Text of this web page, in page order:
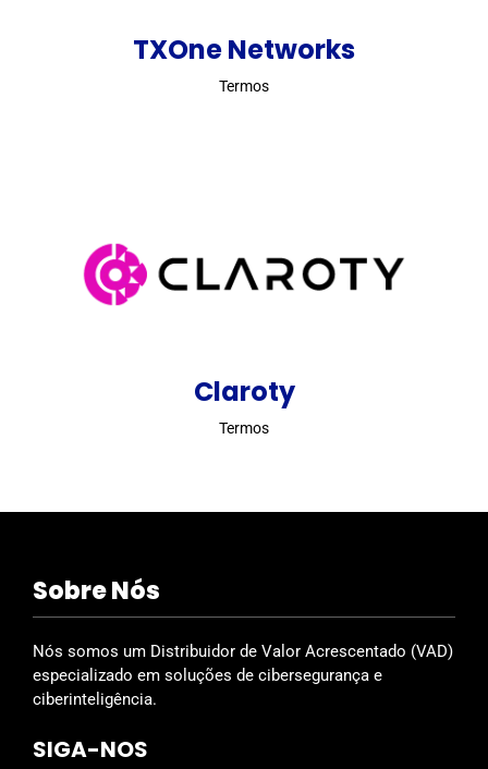
TXOne Networks
Termos
Claroty
Termos
Sobre Nós
Nós somos um Distribuidor de Valor Acrescentado (VAD)
especializado em soluções de cibersegurança e
ciberinteligência.
SIGA-NOS